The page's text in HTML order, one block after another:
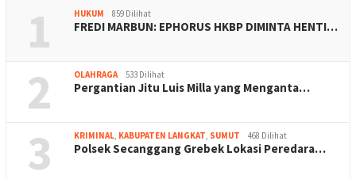
1 HUKUM 859 Dilihat
FREDI MARBUN: EPHORUS HKBP DIMINTA HENTI…
2 OLAHRAGA 533 Dilihat
Pergantian Jitu Luis Milla yang Menganta…
3 KRIMINAL, KABUPATEN LANGKAT, SUMUT 468 Dilihat
Polsek Secanggang Grebek Lokasi Peredara…